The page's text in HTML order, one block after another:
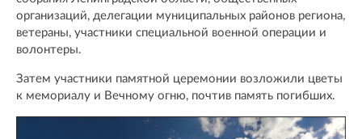
организаций, делегации муниципальных районов региона,
ветераны, участники специальной военной операции и
волонтеры.
Затем участники памятной церемонии возложили цветы
к мемориалу и Вечному огню, почтив память погибших.